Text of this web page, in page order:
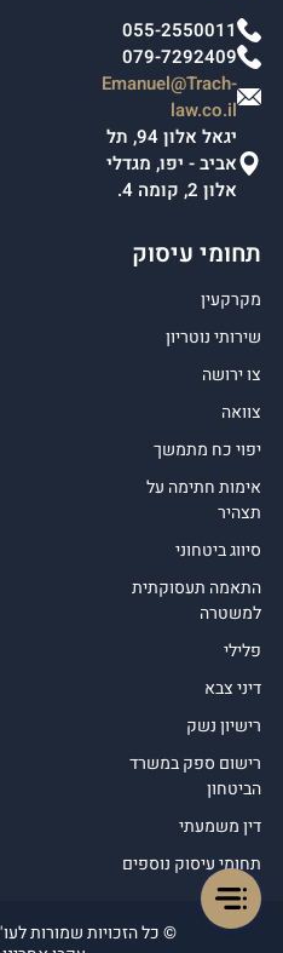
055-2550011
079-7292409
Emanuel@Trach-
law.co.il
יגאל אלון 94, תל
אביב - יפו, מגדלי
אלון 2, קומה 4.
תחומי עיסוק
מקרקעין
שירותי נוטריון
צו ירושה
צוואה
יפוי כח מתמשך
אימות חתימה על
תצהיר
סיווג ביטחוני
התאמה תעסוקתית
למשטרה
פלילי
דיני צבא
רישיון נשק
רישום ספק במשרד
הביטחון
דין משמעתי
תחומי עיסוק נוספים
© כל הזכויות שמורות